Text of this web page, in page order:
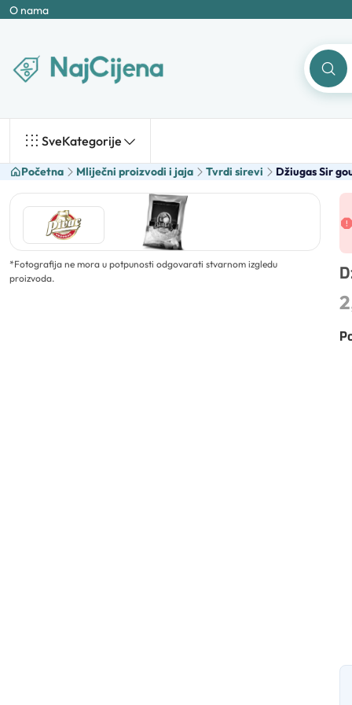
O nama
SveKategorije
Početna Mliječni proizvodi i jaja Tvrdi sirevi Džiugas Sir
*Fotografija ne mora u potpunosti odgovarati stvarnom izgledu
proizvoda.